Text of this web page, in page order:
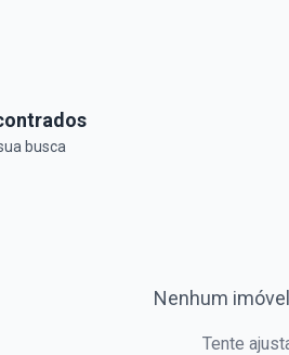
busca
Nenhum
Tente